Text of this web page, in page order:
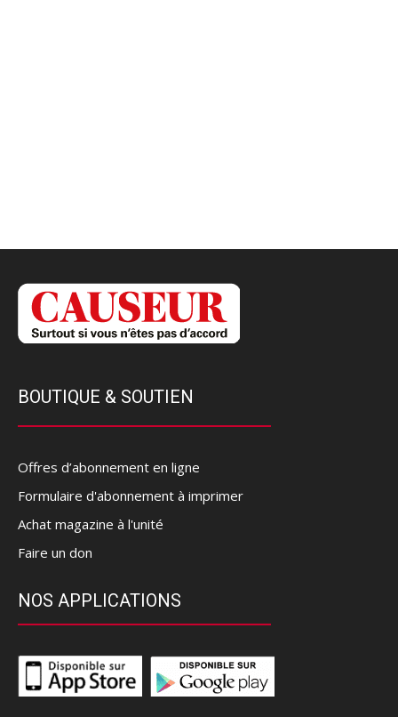
BOUTIQUE & SOUTIEN
Offres d’abonnement en ligne
Formulaire d'abonnement à imprimer
Achat magazine à l'unité
Faire un don
NOS APPLICATIONS